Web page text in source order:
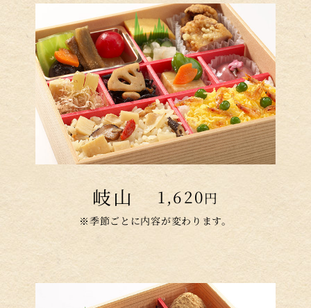
岐山 1,620円
※季節ごとに内容が変わります。